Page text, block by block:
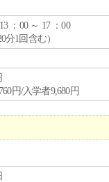
：00 ～ 17 ：00
分1回含む）
円/入学者9,680円